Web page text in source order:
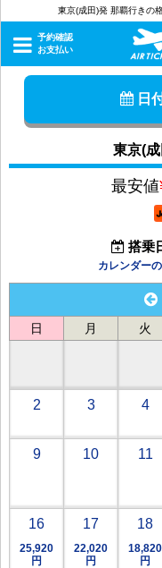
東京(成田)発 那覇行きの
予約確認
お支払い
日
東京(
最安値
搭乗
カレンダー
日 月 火
2 3 4
9 10 11
16
25,920
円
17
22,020
円
18
18,820
円